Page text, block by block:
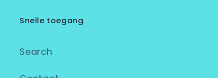
Snelle toegang
Search